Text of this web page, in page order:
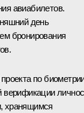
авиабилетов.
день
бронирования
по
верификации
хранящимся